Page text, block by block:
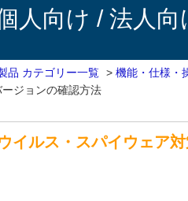
向け / 法人向
品 カテゴリー一覧 > 機能・仕様・
ジョンの確認方法
イルス・スパイウェア